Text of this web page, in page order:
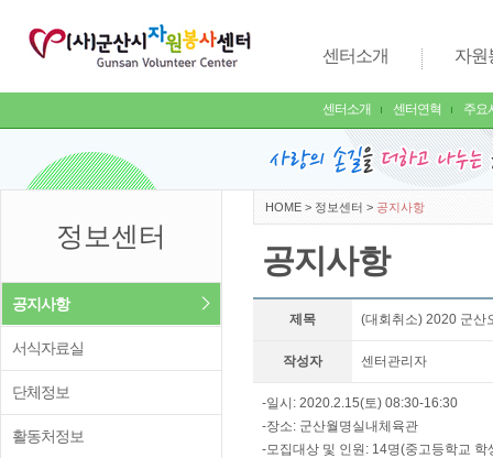
센터소개
센터소개 센터연혁 주요
자원
정보센터
공지사항
서식자료실
단체정보
활동처정보
HOME > 정보센터 > 공지사항
공지사항
제목 (대회취소) 2020 군산
작성자 센터관리자
-일시: 2020.2.15(토) 08:30-16:30
-장소: 군산월명실내체육관
-모집대상 및 인원: 14명(중고등학교 학